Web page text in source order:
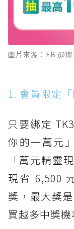
圖片來源：FB @
1. 會員限定
只要綁定
你的一萬元
「萬元精靈
現省 6,500
獎，最大獎
買越多中獎機